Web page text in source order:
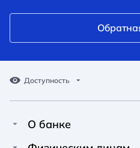
Доступность
О банке
Про Unex Bank